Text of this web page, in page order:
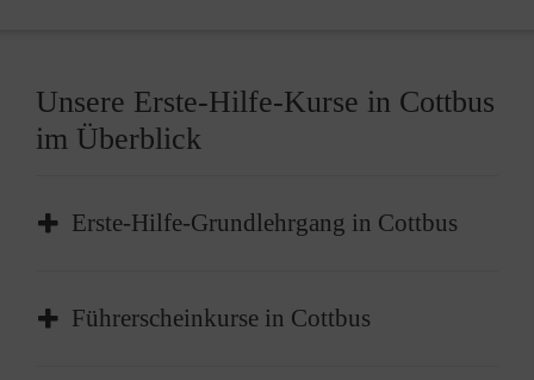
Unsere Erste-Hilfe-Kurse in Cottbus
im Überblick
Erste-Hilfe-Grundlehrgang in Cottbus
Der Erste-Hilfe-Grundlehrgang in Cottbus ist
Führerscheinkurse in Cottbus